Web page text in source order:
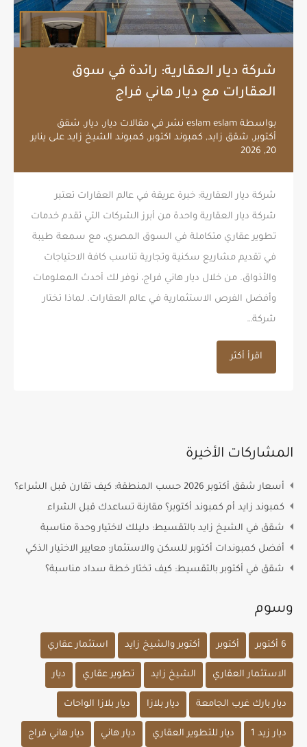
شركة ديار العقارية: رائدة في سوق
العقارات مع ديار هاني فراج
بواسطة eslam eslam نشر في مقالات ديار , ديار , شقق
أكتوبر , شقق زايد, كمبوند اكتوبر , كمبوند الشيخ زايد على يناير
20, 2026
شركة ديار العقارية: خبرة عريقة في عالم العقارات تعتبر
شركة ديار العقارية واحدة من أبرز الشركات التي تقدم خدمات
تطوير عقاري متكاملة في السوق المصري، مع سمعة طيبة
في تقديم مشاريع سكنية وتجارية تناسب كافة الاحتياجات
والأذواق. من خلال ديار هاني فراج، نوفر لك أحدث المعلومات
وأفضل الفرص الاستثمارية في عالم العقارات. لماذا تختار
شركة…
اقرأ أكثر
المشاركات الأخيرة
أسعار شقق أكتوبر 2026 حسب المنطقة: كيف تقارن قبل الشراء؟
كمبوند زايد أم كمبوند أكتوبر؟ مقارنة تساعدك قبل الشراء
شقق في الشيخ زايد بالتقسيط: دليلك لاختيار وحدة مناسبة
أفضل كمبوندات أكتوبر للسكن والاستثمار: معايير الاختيار الذكي
شقق في أكتوبر بالتقسيط: كيف تختار خطة سداد مناسبة؟
وسوم
6 أكتوبر أكتوبر أكتوبر والشيخ زايد استثمار عقاري
الاستثمار العقاري الشيخ زايد تطوير عقاري ديار
ديار بارك غرب الجامعة ديار بلازا ديار بلازا الواحات
ديار زيد 1 ديار للتطوير العقاري ديار هاني ديار هاني فراج